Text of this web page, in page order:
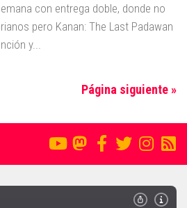
con entrega doble, donde no
pero Kanan: The Last Padawan
y...
Página siguiente »